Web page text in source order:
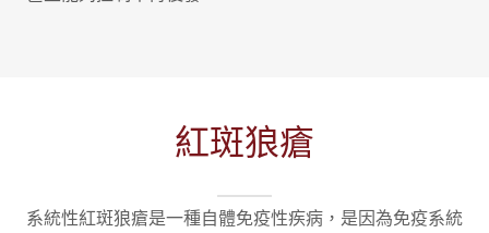
紅斑狼瘡
系統性紅斑狼瘡是一種自體免疫性疾病，是因為免疫系統